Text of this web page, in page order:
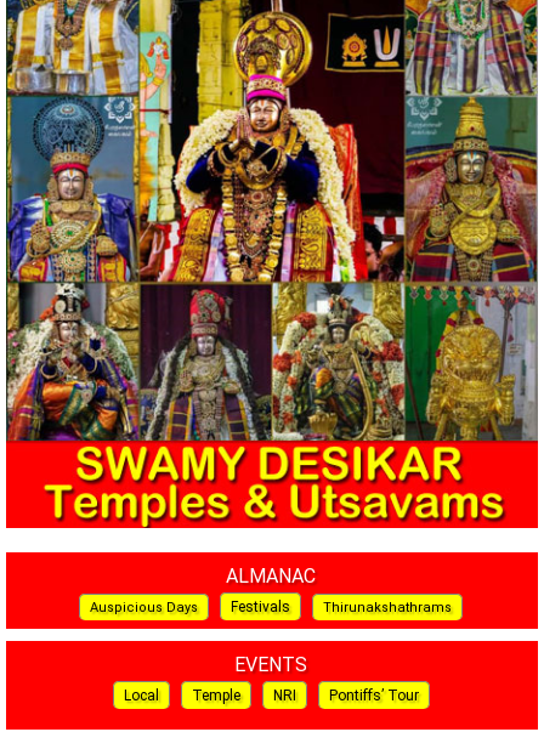
ALMANAC
Auspicious Days Festivals Thirunakshathrams
EVENTS
Local Temple NRI Pontiffs’ Tour